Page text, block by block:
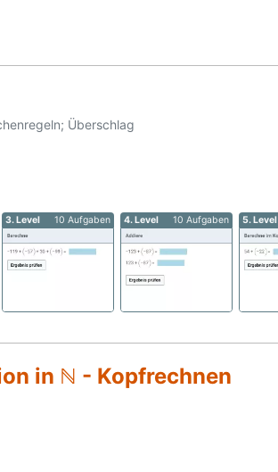
Überschlag
3. Level 10 Aufgaben 4. Level 10 Aufgaben 5. Level
in ℕ - Kopfrechnen